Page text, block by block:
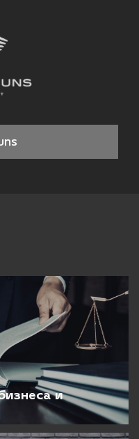
комплекса
для вашего случая меры,
и